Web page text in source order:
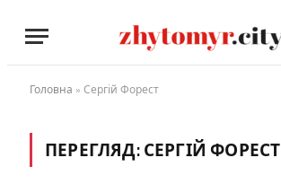
Головна » Сергій Форест
ПЕРЕГЛЯД: СЕРГІЙ ФОРЕСТ